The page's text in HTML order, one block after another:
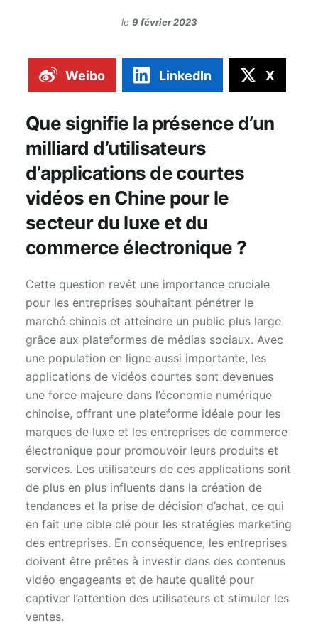
le 9 février 2023
Weibo LinkedIn X
Que signifie la présence d’un
milliard d’utilisateurs
d’applications de courtes
vidéos en Chine pour le
secteur du luxe et du
commerce électronique ?
Cette question revêt une importance cruciale
pour les entreprises souhaitant pénétrer le
marché chinois et atteindre un public plus large
grâce aux plateformes de médias sociaux. Avec
une population en ligne aussi importante, les
applications de vidéos courtes sont devenues
une force majeure dans l’économie numérique
chinoise, offrant une plateforme idéale pour les
marques de luxe et les entreprises de commerce
électronique pour promouvoir leurs produits et
services. Les utilisateurs de ces applications sont
de plus en plus influents dans la création de
tendances et la prise de décision d’achat, ce qui
en fait une cible clé pour les stratégies marketing
des entreprises. En conséquence, les entreprises
doivent être prêtes à investir dans des contenus
vidéo engageants et de haute qualité pour
captiver l’attention des utilisateurs et stimuler les
ventes.